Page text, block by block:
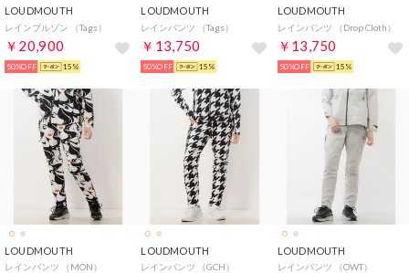
LOUDMOUTH
レインブルゾン （Tags）
￥20,900
50%OFF 15%
LOUDMOUTH
レインパンツ （Tags）
￥13,750
50%OFF 15%
LOUDMOUTH
レインパンツ （Drop Cloth）
￥13,750
50%OFF 15%
LOUDMOUTH
レインパンツ （MON）
LOUDMOUTH
レインパンツ （GCH）
LOUDMOUTH
レインパンツ （OWT）